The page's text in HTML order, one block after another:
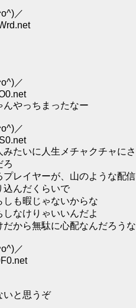
／
／
やっちまったなー
／
たいに人生メチャクチャにさ
ろ
レイヤーが、山のような配信
込んだくらいで
も暇じゃないからな
なけりゃいいんだよ
から無駄に心配なんだろうな
／
いと思うぞ